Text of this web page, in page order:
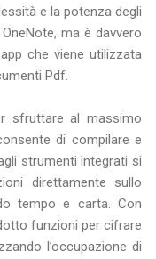
e la potenza degli
ma è davvero
che viene utilizzata
Pdf.
sfruttare al massimo
di compilare e
strumenti integrati si
direttamente sullo
tempo e carta. Con
funzioni per cifrare
l’occupazione di